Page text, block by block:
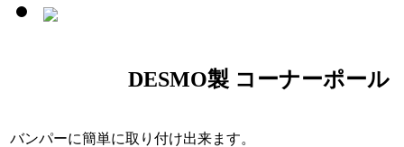
DESMO製 コーナーポール
バンパーに簡単に取り付け出来ます。